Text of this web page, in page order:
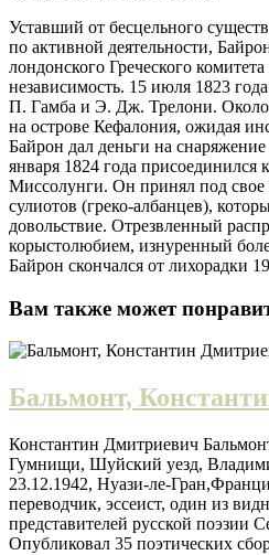
Уставший от бесцельного
по активной деятельности,
лондонского Греческого
независимость. 15 июля 1823
П. Гамба и Э. Дж. Трелони. Около
на острове Кефалония, ожидая
Байрон дал деньги на снаряжение
января 1824 года присоединился
Миссолунги. Он принял под свое
сулиотов (греко-албанцев),
довольствие. Отрезвленный
корыстолюбием, изнуренный
Байрон скончался от лихорадки
Вам также может
Бальмонт,
Константин Дмитриевич
Гумнищи, Шуйский уезд,
23.12.1942, Нуази-ле-
переводчик, эссеист, один из
представителей русской поэзии
Опубликовал 35 поэтических